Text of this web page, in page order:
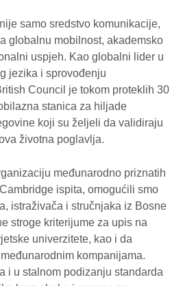
samo sredstvo komunikacije,
globalnu mobilnost, akademsko
uspjeh. Kao globalni lider u
jezika i sprovođenju
Council je tokom proteklih 30
stanica za hiljade
koji su željeli da validiraju
životna poglavlja.
međunarodno priznatih
ispita, omogućili smo
istraživača i stručnjaka iz Bosne
stroge kriterijume za upis na
univerzitete, kao i da
kompanijama.
i u stalnom podizanju standarda